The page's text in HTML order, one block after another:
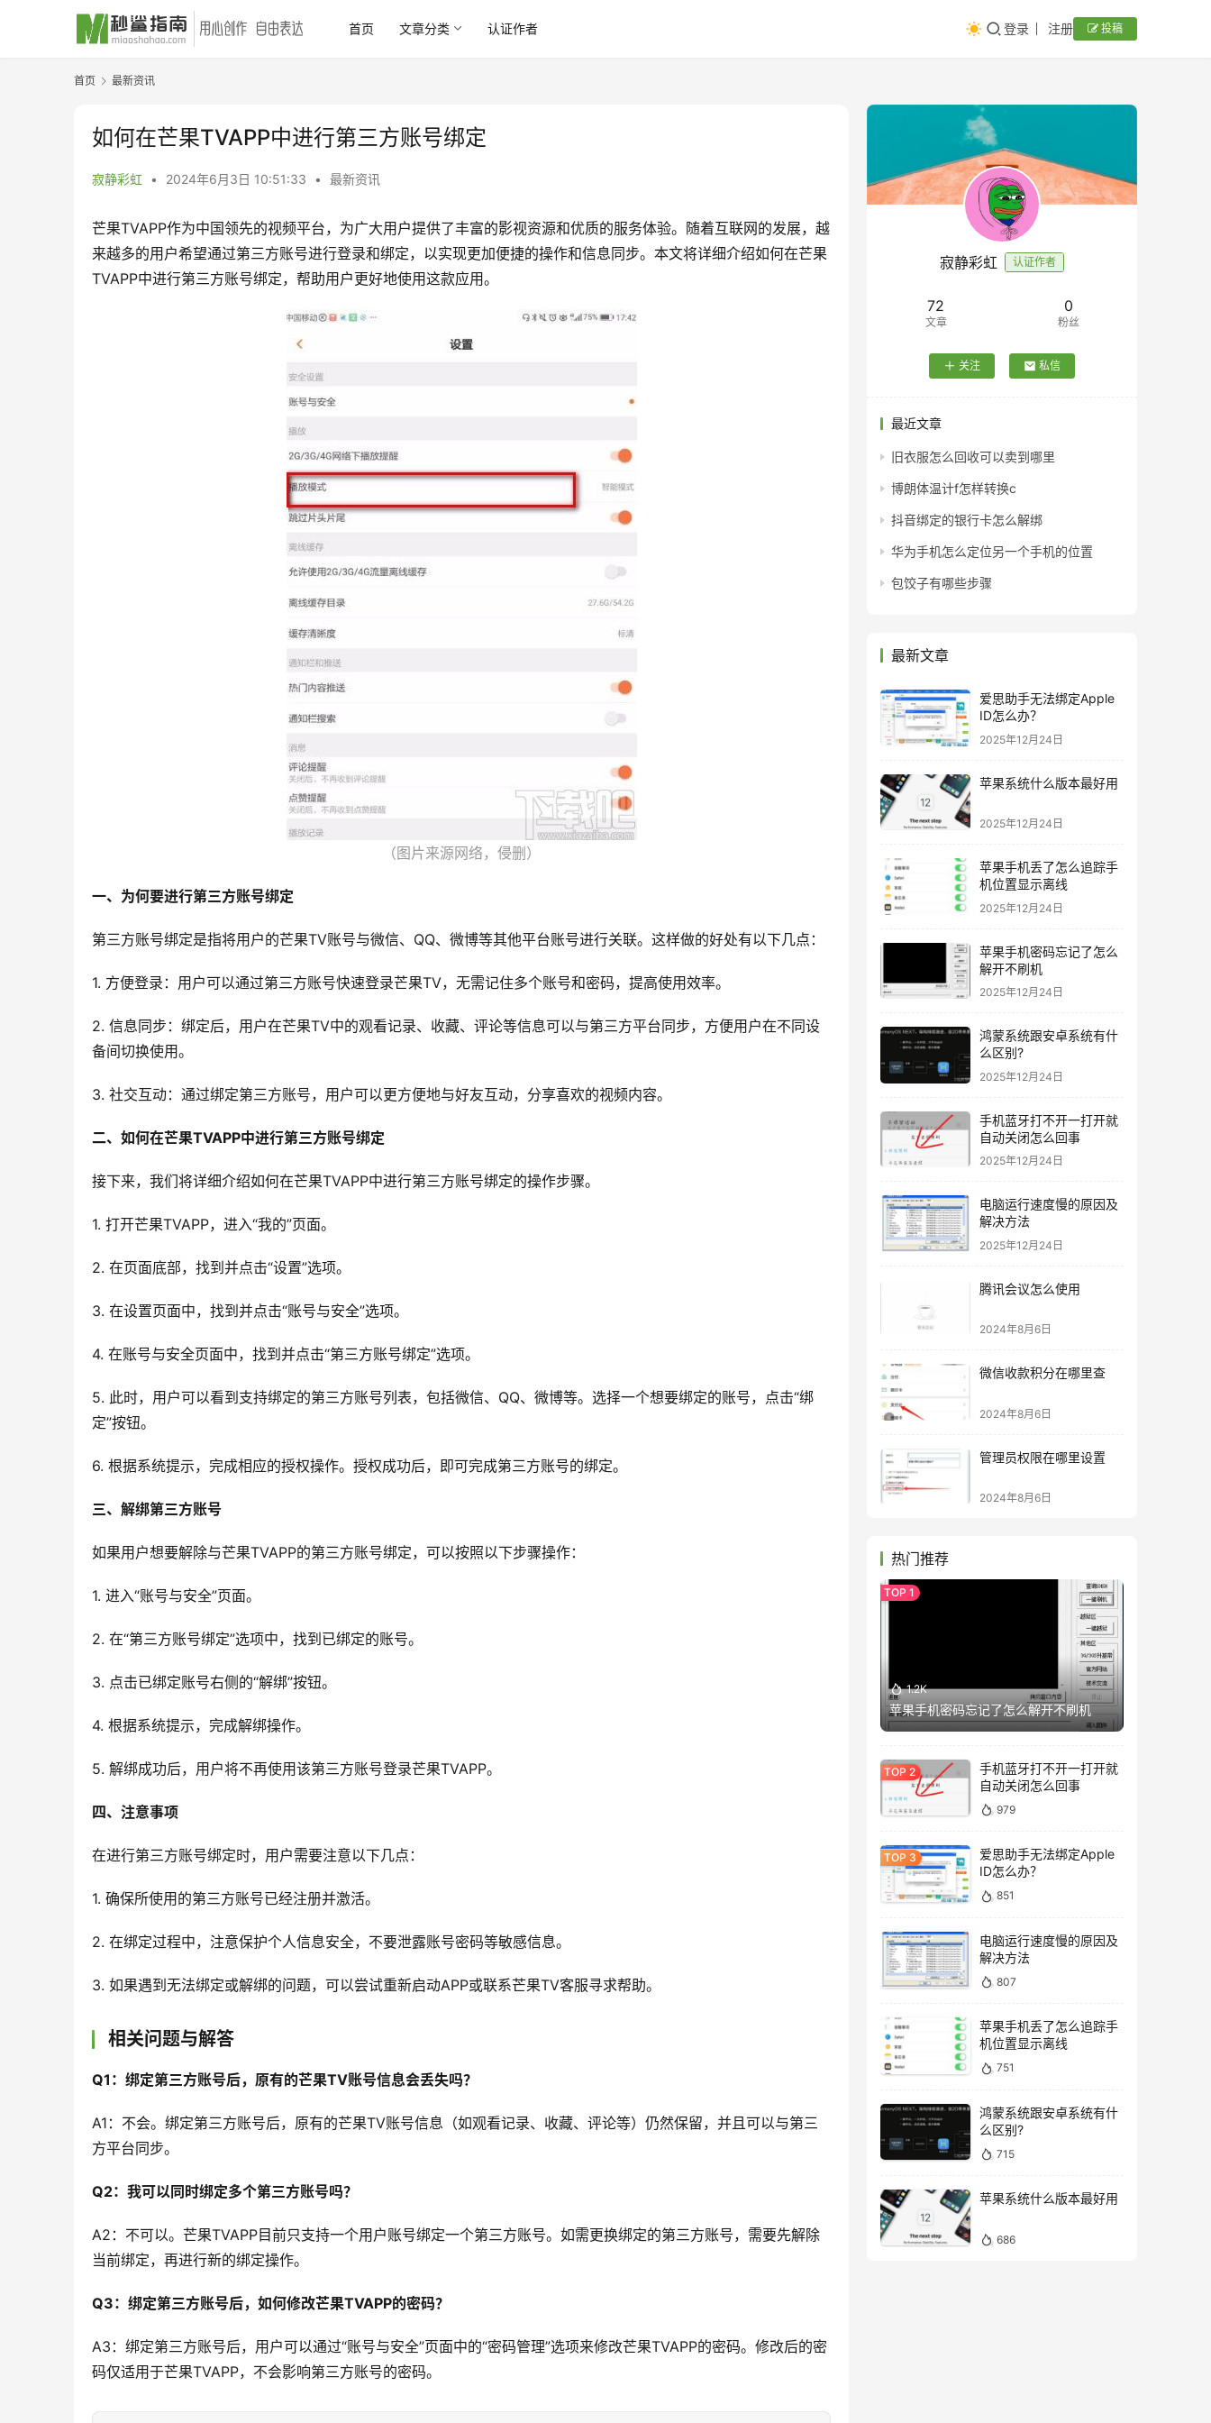
首页 文章分类 认证作者 登录 注册 投稿
首页 最新资讯
如何在芒果TVAPP中进行第三方账号绑定
寂静彩虹 • 2024年6月3日 10:51:33 • 最新资讯
芒果TVAPP作为中国领先的视频平台，为广大用户提供了丰富的影视资源和优质的服务体验。随着互联网的发展，越
来越多的用户希望通过第三方账号进行登录和绑定，以实现更加便捷的操作和信息同步。本文将详细介绍如何在芒果
TVAPP中进行第三方账号绑定，帮助用户更好地使用这款应用。
（图片来源网络，侵删）
一、为何要进行第三方账号绑定
第三方账号绑定是指将用户的芒果TV账号与微信、QQ、微博等其他平台账号进行关联。这样做的好处有以下几点：
1. 方便登录：用户可以通过第三方账号快速登录芒果TV，无需记住多个账号和密码，提高使用效率。
2. 信息同步：绑定后，用户在芒果TV中的观看记录、收藏、评论等信息可以与第三方平台同步，方便用户在不同设
备间切换使用。
3. 社交互动：通过绑定第三方账号，用户可以更方便地与好友互动，分享喜欢的视频内容。
二、如何在芒果TVAPP中进行第三方账号绑定
接下来，我们将详细介绍如何在芒果TVAPP中进行第三方账号绑定的操作步骤。
1. 打开芒果TVAPP，进入“我的”页面。
2. 在页面底部，找到并点击“设置”选项。
3. 在设置页面中，找到并点击“账号与安全”选项。
4. 在账号与安全页面中，找到并点击“第三方账号绑定”选项。
5. 此时，用户可以看到支持绑定的第三方账号列表，包括微信、QQ、微博等。选择一个想要绑定的账号，点击“绑
定”按钮。
6. 根据系统提示，完成相应的授权操作。授权成功后，即可完成第三方账号的绑定。
三、解绑第三方账号
如果用户想要解除与芒果TVAPP的第三方账号绑定，可以按照以下步骤操作：
1. 进入“账号与安全”页面。
2. 在“第三方账号绑定”选项中，找到已绑定的账号。
3. 点击已绑定账号右侧的“解绑”按钮。
4. 根据系统提示，完成解绑操作。
5. 解绑成功后，用户将不再使用该第三方账号登录芒果TVAPP。
四、注意事项
在进行第三方账号绑定时，用户需要注意以下几点：
1. 确保所使用的第三方账号已经注册并激活。
2. 在绑定过程中，注意保护个人信息安全，不要泄露账号密码等敏感信息。
3. 如果遇到无法绑定或解绑的问题，可以尝试重新启动APP或联系芒果TV客服寻求帮助。
相关问题与解答
Q1：绑定第三方账号后，原有的芒果TV账号信息会丢失吗？
A1：不会。绑定第三方账号后，原有的芒果TV账号信息（如观看记录、收藏、评论等）仍然保留，并且可以与第三
方平台同步。
Q2：我可以同时绑定多个第三方账号吗？
A2：不可以。芒果TVAPP目前只支持一个用户账号绑定一个第三方账号。如需更换绑定的第三方账号，需要先解除
当前绑定，再进行新的绑定操作。
Q3：绑定第三方账号后，如何修改芒果TVAPP的密码？
A3：绑定第三方账号后，用户可以通过“账号与安全”页面中的“密码管理”选项来修改芒果TVAPP的密码。修改后的密
码仅适用于芒果TVAPP，不会影响第三方账号的密码。
寂静彩虹 认证作者
72
文章
0
粉丝
关注 私信
最近文章
旧衣服怎么回收可以卖到哪里
博朗体温计f怎样转换c
抖音绑定的银行卡怎么解绑
华为手机怎么定位另一个手机的位置
包饺子有哪些步骤
最新文章
爱思助手无法绑定Apple
ID怎么办？
2025年12月24日
苹果系统什么版本最好用
2025年12月24日
苹果手机丢了怎么追踪手
机位置显示离线
2025年12月24日
苹果手机密码忘记了怎么
解开不刷机
2025年12月24日
鸿蒙系统跟安卓系统有什
么区别?
2025年12月24日
手机蓝牙打不开一打开就
自动关闭怎么回事
2025年12月24日
电脑运行速度慢的原因及
解决方法
2025年12月24日
腾讯会议怎么使用
2024年8月6日
微信收款积分在哪里查
2024年8月6日
管理员权限在哪里设置
2024年8月6日
热门推荐
1.2K
苹果手机密码忘记了怎么解开不刷机
手机蓝牙打不开一打开就
自动关闭怎么回事
979
爱思助手无法绑定Apple
ID怎么办？
851
电脑运行速度慢的原因及
解决方法
807
苹果手机丢了怎么追踪手
机位置显示离线
751
鸿蒙系统跟安卓系统有什
么区别?
715
苹果系统什么版本最好用
686